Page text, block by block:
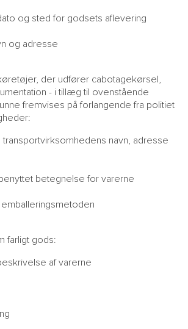
og sted for godsets aflevering
og adresse
der udfører cabotagekørsel,
- i tillæg til ovenstående
fremvises på forlangende fra politiet
transportvirksomhedens navn, adresse
betegnelse for varerne
farligt gods:
af varerne